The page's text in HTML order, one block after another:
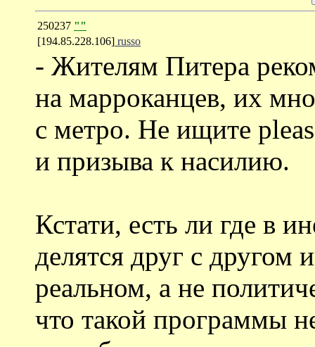
250237 ""
[194.85.228.106] russo
- Жителям Питера
на марроканцев, их
с метро. Не ищите
и призыва к насилию.
Кстати, есть ли где в
делятся друг с
реальном, а не
что такой программы